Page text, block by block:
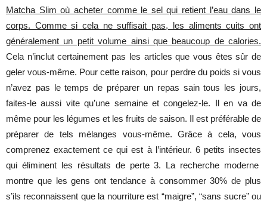
Matcha Slim où acheter comme le sel qui retient l’eau dans le
corps. Comme si cela ne suffisait pas, les aliments cuits ont
généralement un petit volume ainsi que beaucoup de calories.
Cela n’inclut certainement pas les articles que vous êtes sûr de
geler vous-même. Pour cette raison, pour perdre du poids si vous
n’avez pas letemps de préparer un repas sain tous les jours,
faites-leaussi vite qu’une semaineetcongelez-le. Il en vade
même pour les légumes et les fruits de saison. Il est préférable de
préparer de tels mélanges vous-même. Grâceà cela, vous
comprenez exactement ce quiest à l’intérieur. 6 petits insectes
qui éliminent les résultats de perte3. La recherche moderne
montre que les gens ont tendance à consommer30% de plus
s’ils reconnaissent quela nourriture est “maigre”, “sans sucre”ou